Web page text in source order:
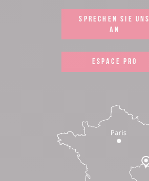
SPRECHEN SIE UNS
AN
ESPACE PRO